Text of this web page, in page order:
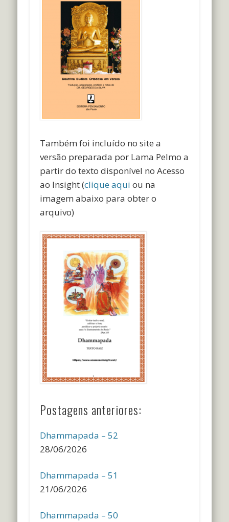
Também foi incluído no site a
versão preparada por Lama Pelmo a
partir do texto disponível no Acesso
ao Insight (clique aqui ou na
imagem abaixo para obter o
arquivo)
Postagens anteriores:
Dhammapada – 52
28/06/2026
Dhammapada – 51
21/06/2026
Dhammapada – 50